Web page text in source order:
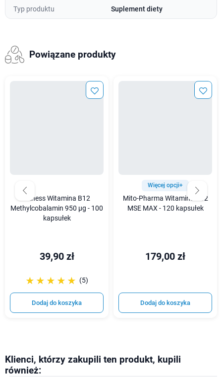
Typ produktu Suplement diety
Powiązane produkty
Aliness Witamina B12
Methylcobalamin 950 µg - 100
kapsułek
39,90 zł
☆☆☆☆☆
★★★★★ (5)
Dodaj do koszyka
Więcej opcji+
Mito-Pharma Witamina B12
MSE MAX - 120 kapsułek
179,00 zł
Dodaj do koszyka
Klienci, którzy zakupili ten produkt, kupili
również: